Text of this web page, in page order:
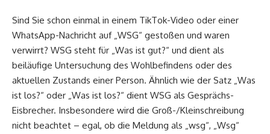
Sind Sie schon einmal in einem TikTok-Video oder einer
WhatsApp-Nachricht auf „WSG“ gestoßen und waren
verwirrt? WSG steht für „Was ist gut?“ und dient als
beiläufige Untersuchung des Wohlbefindens oder des
aktuellen Zustands einer Person. Ähnlich wie der Satz „Was
ist los?“ oder „Was ist los?“ dient WSG als Gesprächs-
Eisbrecher. Insbesondere wird die Groß-/Kleinschreibung
nicht beachtet – egal, ob die Meldung als „wsg“, „Wsg“